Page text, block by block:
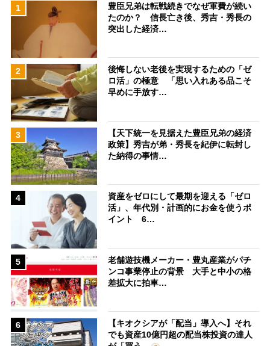
1
豊臣兄弟は転戦続きでなぜ軍費が続い
たのか？ 信長亡き後、秀吉・秀長の
突出した経済…
2
後悔しない老後を実現するための「ゼ
ロ活」の極意 「思い入れある品こそ
早めに手放す…
3
【天下統一を見据えた豊臣兄弟の経済
政策】秀吉が弟・秀長を紀伊に転封し
た納得の事情…
4
資産をゼロにして最期を迎える「ゼロ
活」、年代別・計画的にお金を使うポ
イント 6…
5
老舗遊技機メーカー・豊丸産業がパチ
ンコ事業停止の背景 大手と中小の格
差拡大に拍車…
6
【キオクシアが「配当」導入へ】それ
でも資産10億円超の配当株投資の達人